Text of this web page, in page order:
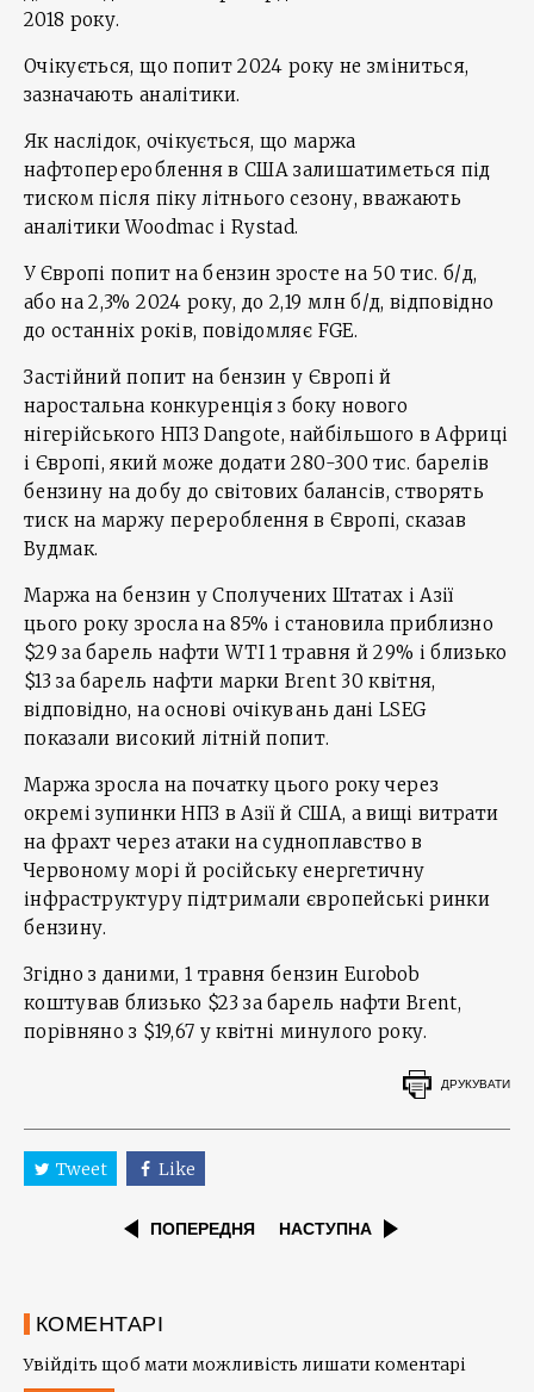
2018 року.
Очікується, що попит 2024 року не зміниться,
зазначають аналітики.
Як наслідок, очікується, що маржа
нафтоперероблення в США залишатиметься під
тиском після піку літнього сезону, вважають
аналітики Woodmac і Rystad.
У Європі попит на бензин зросте на 50 тис. б/д,
або на 2,3% 2024 року, до 2,19 млн б/д, відповідно
до останніх років, повідомляє FGE.
Застійний попит на бензин у Європі й
наростальна конкуренція з боку нового
нігерійського НПЗ Dangote, найбільшого в Африці
і Європі, який може додати 280-300 тис. барелів
бензину на добу до світових балансів, створять
тиск на маржу перероблення в Європі, сказав
Вудмак.
Маржа на бензин у Сполучених Штатах і Азії
цього року зросла на 85% і становила приблизно
$29 за барель нафти WTI 1 травня й 29% і близько
$13 за барель нафти марки Brent 30 квітня,
відповідно, на основі очікувань дані LSEG
показали високий літній попит.
Маржа зросла на початку цього року через
окремі зупинки НПЗ в Азії й США, а вищі витрати
на фрахт через атаки на судноплавство в
Червоному морі й російську енергетичну
інфраструктуру підтримали європейські ринки
бензину.
Згідно з даними, 1 травня бензин Eurobob
коштував близько $23 за барель нафти Brent,
порівняно з $19,67 у квітні минулого року.
ДРУКУВАТИ
Tweet Like
ПОПЕРЕДНЯ НАСТУПНА
КОМЕНТАРІ
Увійдіть щоб мати можливість лишати коментарі